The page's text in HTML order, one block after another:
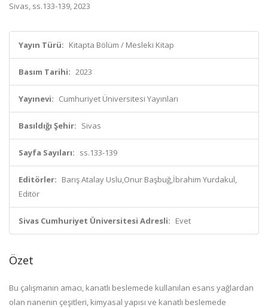
Sivas, ss.133-139, 2023
Yayın Türü: Kitapta Bölüm / Mesleki Kitap
Basım Tarihi: 2023
Yayınevi: Cumhuriyet Üniversitesi Yayınları
Basıldığı Şehir: Sivas
Sayfa Sayıları: ss.133-139
Editörler: Barış Atalay Uslu,Onur Başbuğ,İbrahim Yurdakul,
Editör
Sivas Cumhuriyet Üniversitesi Adresli: Evet
Özet
Bu çalışmanın amacı, kanatlı beslemede kullanılan esans yağlardan
olan nanenin çeşitleri, kimyasal yapısı ve kanatlı beslemede